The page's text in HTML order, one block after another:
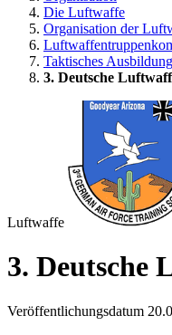
Die Luftwaffe
Organisation der
Taktisches
3. Deutsche
Luftwaffe
3. Deutsche
Veröffentlichungsdatum